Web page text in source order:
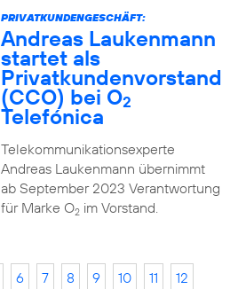
PRIVATKUNDENGESCHÄFT:
Andreas Laukenmann
startet als
Privatkundenvorstand
(CCO) bei O2
Telefónica
Telekommunikationsexperte
Andreas Laukenmann übernimmt
ab September 2023 Verantwortung
für Marke O2im Vorstand.
6 7 8 9 10 11
12